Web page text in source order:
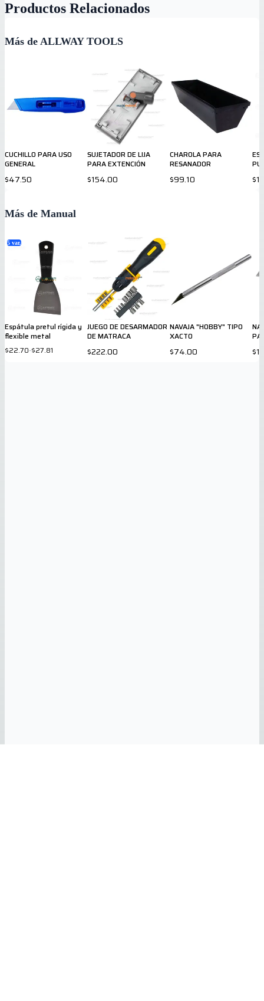
Productos Relacionados
Más de ALLWAY TOOLS
CUCHILLO PARA USO
GENERAL
$47.50
SUJETADOR DE LIJA
PARA EXTENCIÓN
$154.00
CHAROLA PARA
RESANADOR
$99.10
Más de Manual
5 var.
Espátula pretul rígida y
flexible metal
$22.70-$27.81
JUEGO DE DESARMADOR
DE MATRACA
$222.00
NAVAJA "HOBBY" TIPO
XACTO
$74.00